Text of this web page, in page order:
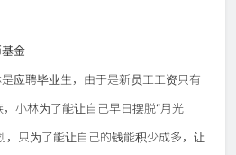
金
应聘毕业生，由于是新员工工资只有
小林为了能让自己早日摆脱“月光
，只为了能让自己的钱能积少成多，让